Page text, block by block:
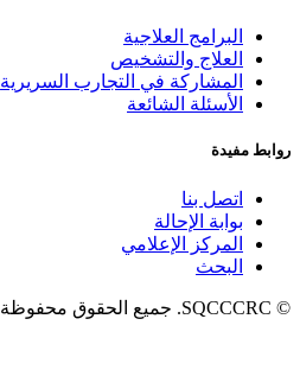
البرامج العلاجية
العلاج والتشخيص
المشاركة في التجارب السريرية
الأسئلة الشائعة
روابط مفيدة
اتصل بنا
بوابة الإحالة
المركز الإعلامي
البحث
© SQCCCRC. جميع الحقوق محفوظة 2023